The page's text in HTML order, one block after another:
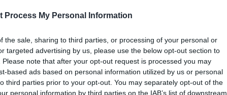
Process My Personal Information
the sale, sharing to third parties, or processing of your personal or
targeted advertising by us, please use the below opt-out section to
note that after your opt-out request is processed you may
based ads based on personal information utilized by us or personal
third parties prior to your opt-out. You may separately opt-out of the
personal information by third parties on the IAB’s list of downstream
ημέρας και ότι σου κάνει κλικ!
Instagram